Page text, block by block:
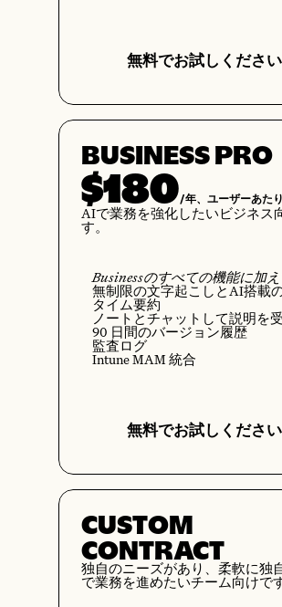
無料でお試しください
BUSINESS PRO
$180/年、ユーザーあた
AIで業務を強化したいビジネス
す。
Businessのすべての機能に加
無制限の文字起こしとAI搭載
タイム要約
ノートとチャットして説明を
90 日間のバージョン履歴
監査ログ
Intune MAM 統合
無料でお試しください
CUSTOM
CONTRACT
独自のニーズがあり、柔軟に独
で業務を進めたいチーム向けで